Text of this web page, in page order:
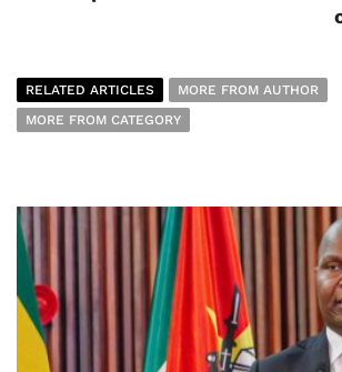
RELATED ARTICLES
MORE FROM AUTHOR
MORE FROM CATEGORY